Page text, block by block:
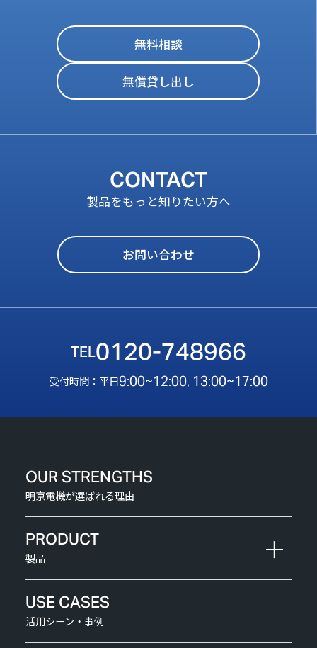
無料相談
無償貸し出し
CONTACT
製品をもっと知りたい方へ
お問い合わせ
0120-748966
受付時間：平日9:00~12:00, 13:00~17:00
OUR STRENGTHS
明京電機が選ばれる理由
PRODUCT
製品
USE CASES
活用シーン・事例